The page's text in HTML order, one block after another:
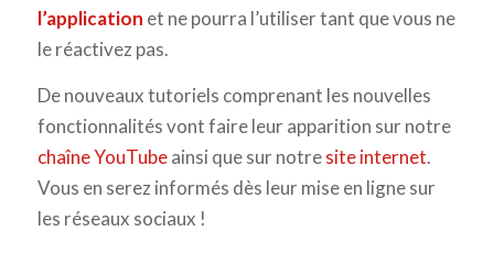
l’application et ne pourra l’utiliser tant que vous ne
le réactivez pas.
De nouveaux tutoriels comprenant les nouvelles
fonctionnalités vont faire leur apparition sur notre
chaîne YouTubeainsi que sur notresite internet.
Vous en serez informés dès leur mise en ligne sur
les réseaux sociaux !